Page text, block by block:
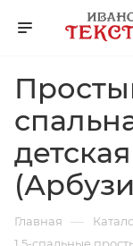
Главная —